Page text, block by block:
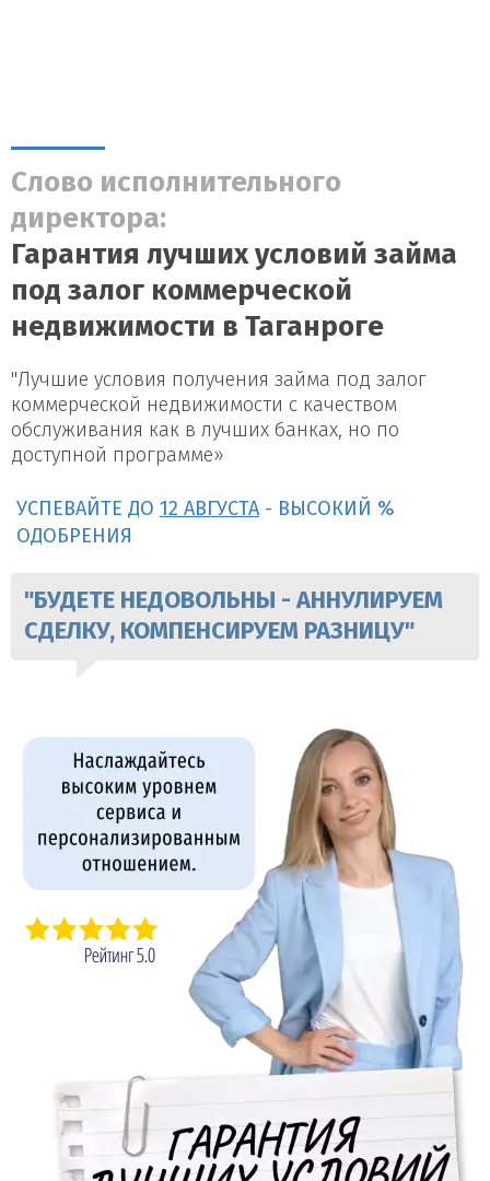
Слово исполнительного
директора:
Гарантия лучших условий займа
под залог коммерческой
недвижимости в Таганроге
"Лучшие условия получения займа под залог
коммерческой недвижимости с качеством
обслуживания как в лучших банках, но по
доступной программе»
УСПЕВАЙТЕ ДО 12 АВГУСТА - ВЫСОКИЙ %
ОДОБРЕНИЯ
"БУДЕТЕ НЕДОВОЛЬНЫ - АННУЛИРУЕМ
СДЕЛКУ, КОМПЕНСИРУЕМ РАЗНИЦУ"